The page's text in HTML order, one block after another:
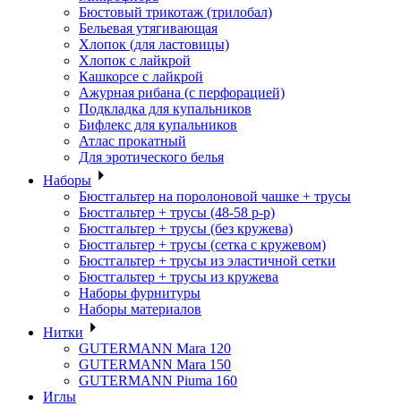
Бюстовый трикотаж (трилобал)
Бельевая утягивающая
Хлопок (для ластовицы)
Хлопок с лайкрой
Кашкорсе с лайкрой
Ажурная рибана (с перфорацией)
Подкладка для купальников
Бифлекс для купальников
Атлас прокатный
Для эротического белья
Наборы
Бюстгальтер на поролоновой чашке + трусы
Бюстгальтер + трусы (48-58 р-р)
Бюстгальтер + трусы (без кружева)
Бюстгальтер + трусы (сетка с кружевом)
Бюстгальтер + трусы из эластичной сетки
Бюстгальтер + трусы из кружева
Наборы фурнитуры
Наборы материалов
Нитки
GUTERMANN Mara 120
GUTERMANN Mara 150
GUTERMANN Piuma 160
Иглы